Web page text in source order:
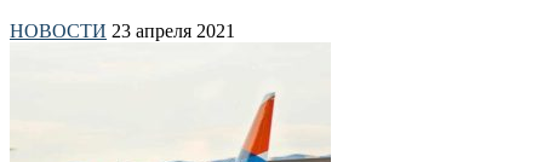
НОВОСТИ 23 апреля 2021